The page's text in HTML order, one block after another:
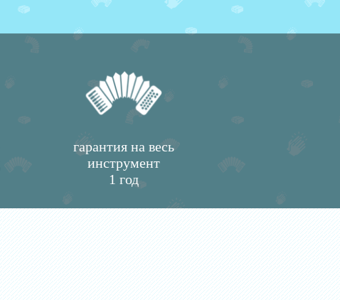
гарантия на весь
инструмент
1 год